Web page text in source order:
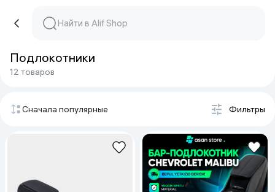
Подлокотники
12 товаров
Сначала популярные Фильтры